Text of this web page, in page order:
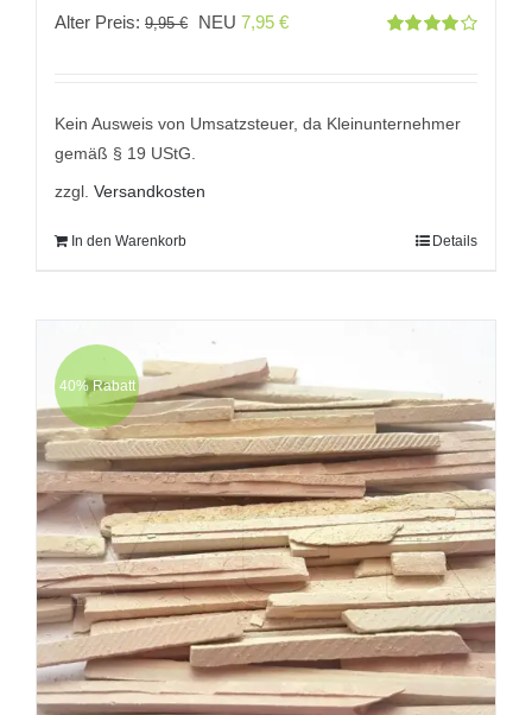
Alter Preis: 9,95€
Ursprünglicher
9,95 €
NEU 7,95 €Aktueller
7,95 €.
Kein Ausweis von Umsatzsteuer, da Kleinunternehmer
gemäß § 19 UStG.
zzgl. Versandkosten
In den Warenkorb Details
40% Rabatt